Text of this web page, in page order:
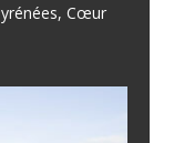
Cœur